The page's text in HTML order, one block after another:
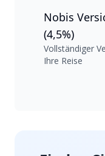
Nobis
(4,5%)
Vollständiger
Ihre Reise